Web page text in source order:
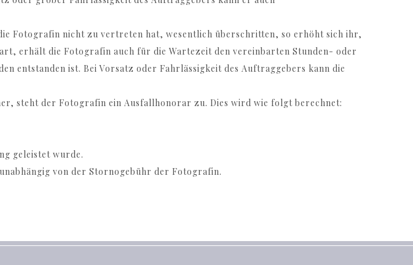
Fotografin nicht zu vertreten hat, wesentlich überschritten, so erhöht sich ihr,
erhält die Fotografin auch für die Wartezeit den vereinbarten Stunden- oder
entstanden ist. Bei Vorsatz oder Fahrlässigkeit des Auftraggebers kann die
steht der Fotografin ein Ausfallhonorar zu. Dies wird wie folgt berechnet:
geleistet wurde.
von der Stornogebühr der Fotografin.